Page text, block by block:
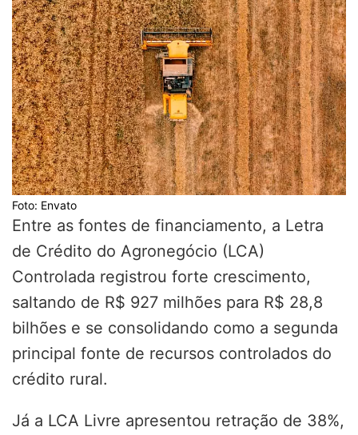
Foto: Envato
Entre as fontes de financiamento, a Letra
de Crédito do Agronegócio (LCA)
Controlada registrou forte crescimento,
saltando de R$ 927 milhões para R$ 28,8
bilhões e se consolidando como a segunda
principal fonte de recursos controlados do
crédito rural.
Já a LCA Livre apresentou retração de 38%,